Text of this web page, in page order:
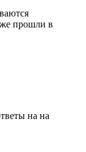
прошли в
на на